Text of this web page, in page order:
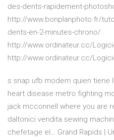
des-dents-rapidement-
http://www.bonplanphoto.fr/
dents-en-2-minutes-chrono/
http://www.ordinateur.cc/
http://www.ordinateur.cc/
s snap ufb modem quien tiene
heart disease metro fighting
jack mcconnell where you are
daltonici vendita sewing
chefetage el… Grand Rapids |